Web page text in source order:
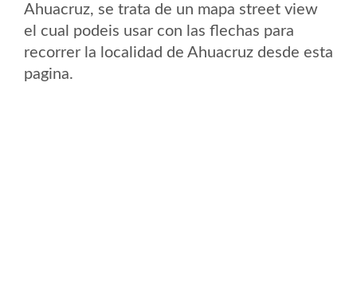
Ahuacruz, se trata de un mapa street view
el cual podeis usar con las flechas para
recorrer la localidad de Ahuacruz desde esta
pagina.